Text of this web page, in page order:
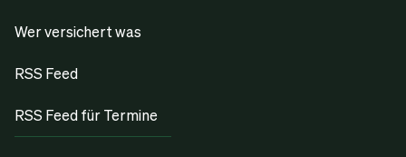
Wer versichert was
RSS Feed
RSS Feed für Termine